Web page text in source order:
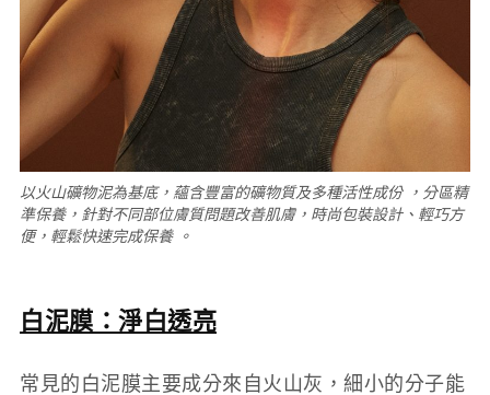
以火山礦物泥為基底，蘊含豐富的礦物質及多種活性成份 ，分區精
準保養，針對不同部位膚質問題改善肌膚，時尚包裝設計、輕巧方
便，輕鬆快速完成保養 。
白泥膜：淨白透亮
常見的白泥膜主要成分來自火山灰，細小的分子能